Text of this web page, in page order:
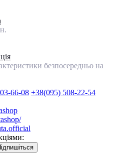
безпосередньо на
66-08 +38(095) 508-22-54